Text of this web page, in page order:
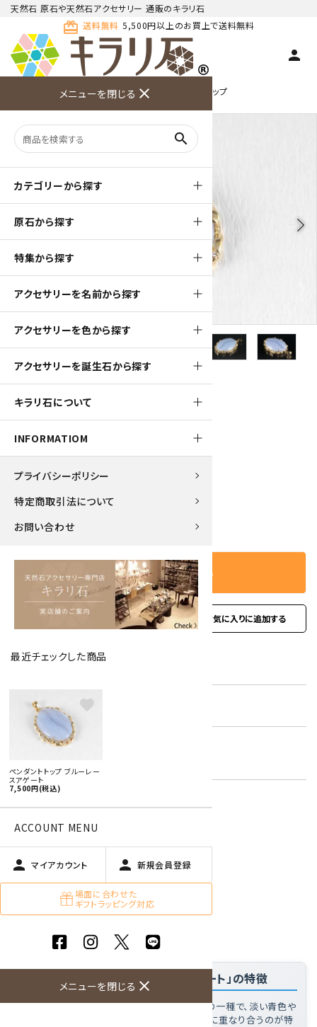
天然石 原石や天然石アクセサリー 通販のキラリ石
card_giftcard 送料無料 5,500円以上のお買上で送料無料
person
わせ ド
メニューを閉じる close
search
カテゴリーから探す
原石から探す
特集から探す
アクセサリーを名前から探す
アクセサリーを色から探す
アクセサリーを誕生石から探す
キラリ石について
INFORMATIOM
プライバシーポリシー
特定商取引法について
お問い合わせ
最近チェックした商品
ペンダントトップ ブルーレー
スアゲート
7,500円(税込)
favorite
ACCOUNT MENU
person マイアカウント person 新規会員登録
場面に合わせた
ギフトラッピング対応
メニューを閉じる close
天然石ペンダント 天然石 ペンダントトップ
arrow_back_ios arrow_forward_ios
750pt
ペンダントトップ ブルーレースアゲート
7,500円(税込)
カートに入れる
お問い合わせ favorite
型番: ptframe-02
在庫状況: 残り1です
特定商取引法に基づく表記 (返品など)
この商品を友達に教える
買い物を続ける
「ペンダントトップ ブルーレースアゲート」の特徴
ブルーレースアゲートとは: アゲート(瑪瑙)の一種で、淡い青色や
青灰色の地に、白色の縞模様が繊細な層状に重なり合うのが特